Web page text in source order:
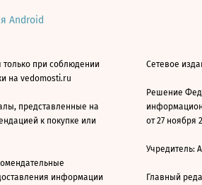
Android
при соблюдении
на vedomosti.ru
представленные на
к покупке или
информации
Сетевое
Решение
от 27 ноября
Учредитель:
Главный